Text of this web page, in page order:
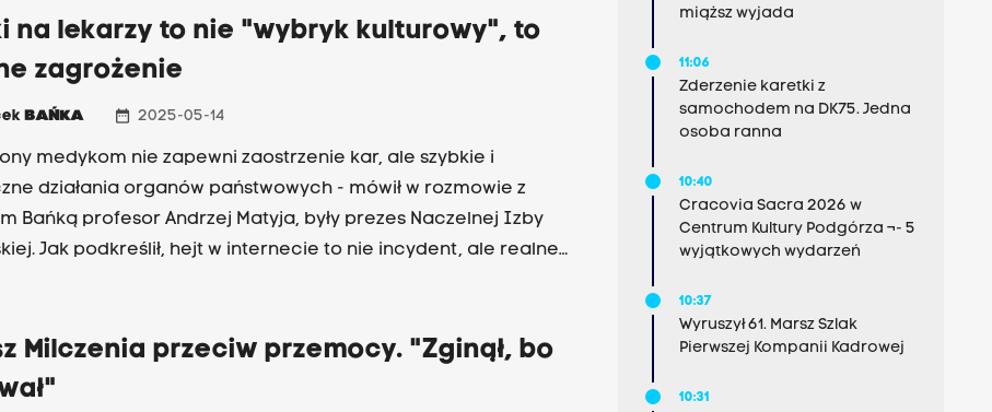
na lekarzy to nie "wybryk kulturowy", to
zagrożenie
BAŃKA date_range 2025-05-14
medykom nie zapewni zaostrzenie kar, ale szybkie i
działania organów państwowych - mówił w rozmowie z
Bańką profesor Andrzej Matyja, były prezes Naczelnej Izby
Jak podkreślił, hejt w internecie to nie incydent, ale realne
Milczenia przeciw przemocy. "Zginął, bo
miąższ wyjada
11:06
Zderzenie karetki z
samochodem na DK75. Jedna
osoba ranna
10:40
Cracovia Sacra 2026 w
Centrum Kultury Podgórza ¬- 5
wyjątkowych wydarzeń
10:37
Wyruszył 61. Marsz Szlak
Pierwszej Kompanii Kadrowej
10:31